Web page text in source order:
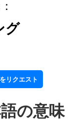
グ
リクエスト
の意味